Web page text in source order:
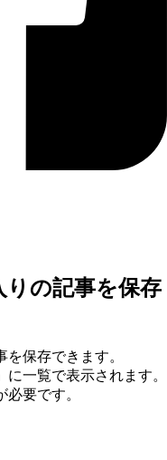
りの記事を保存
を保存できます。
一覧で表示されます。
要です。